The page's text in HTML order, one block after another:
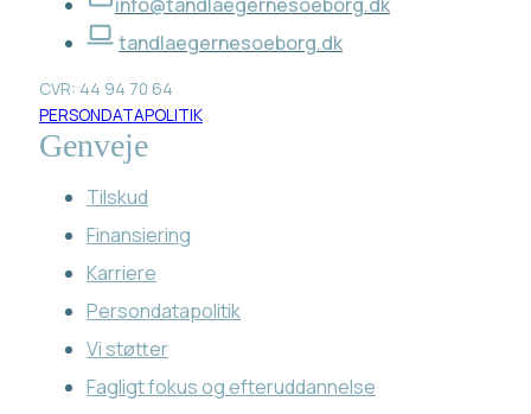
tandlaegernesoeborg.dk
CVR: 44 94 70 64
PERSONDATAPOLITIK
Genveje
Tilskud
Finansiering
Karriere
Persondatapolitik
Vi støtter
Fagligt fokus og efteruddannelse